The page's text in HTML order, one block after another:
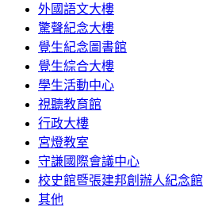
外國語文大樓
驚聲紀念大樓
覺生紀念圖書館
覺生綜合大樓
學生活動中心
視聽教育館
行政大樓
宮燈教室
守謙國際會議中心
校史館暨張建邦創辦人紀念館
其他